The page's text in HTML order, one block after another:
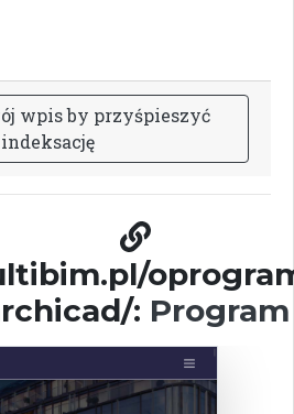
ój wpisby przyśpieszyć
indeksację
: